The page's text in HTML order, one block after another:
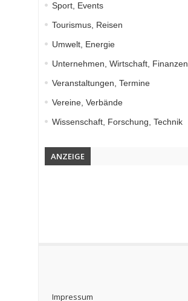
Sport, Events
Tourismus, Reisen
Umwelt, Energie
Unternehmen, Wirtschaft, Finanzen
Veranstaltungen, Termine
Vereine, Verbände
Wissenschaft, Forschung, Technik
ANZEIGE
Impressum